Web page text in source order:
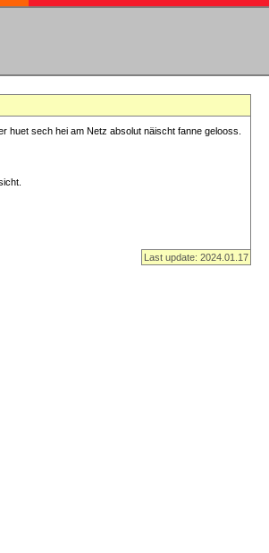
huet sech hei am Netz absolut näischt fanne gelooss.
Last update: 2024.01.17